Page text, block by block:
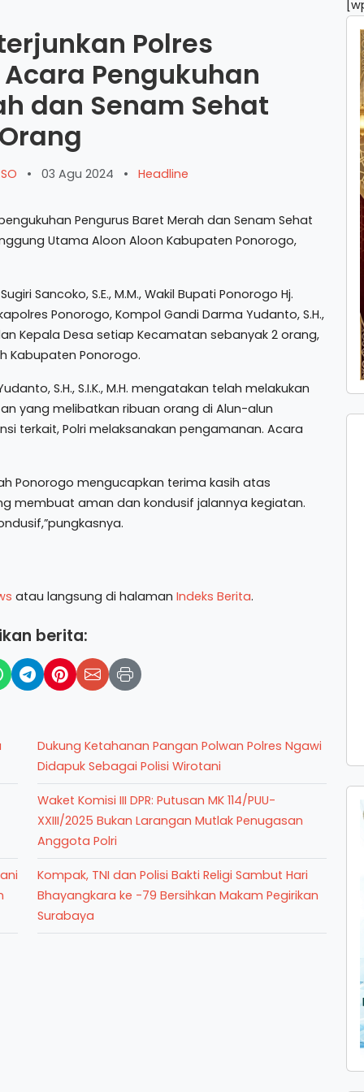
Polres
Pengukuhan
dan Senam Sehat
• 03 Agu 2024 • Headline
Pengurus Baret Merah dan Senam Sehat
Utama Aloon Aloon Kabupaten Ponorogo,
Sancoko, S.E., M.M., Wakil Bupati Ponorogo Hj.
Ponorogo, Kompol Gandi Darma Yudanto, S.H.,
Kepala Desa setiap Kecamatan sebanyak 2 orang,
Kabupaten Ponorogo.
S.H., S.I.K., M.H. mengatakan telah melakukan
yang melibatkan ribuan orang di Alun-alun
terkait, Polri melaksanakan pengamanan. Acara
Ponorogo mengucapkan terima kasih atas
membuat aman dan kondusif jalannya kegiatan.
atau langsung di halaman Indeks Berita.
berita:
Dukung Ketahanan Pangan Polwan Polres Ngawi
Didapuk Sebagai Polisi Wirotani
Waket Komisi III DPR: Putusan MK 114/PUU-
XXIII/2025 Bukan Larangan Mutlak Penugasan
Anggota Polri
Kompak, TNI dan Polisi Bakti Religi Sambut Hari
Bhayangkara ke -79 Bersihkan Makam Pegirikan
Surabaya